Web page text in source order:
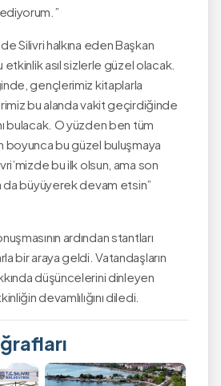
Silivri halkına eden Başkan
etkinlik asıl sizlerle güzel olacak.
gençlerimiz kitaplarla
bu alanda vakit geçirdiğinde
bulacak. O yüzden ben tüm
boyunca bu güzel buluşmaya
bu ilk olsun, ama son
da büyüyerek devam etsin”
ardından stantları
bir araya geldi. Vatandaşların
düşüncelerini dinleyen
devamlılığını diledi.